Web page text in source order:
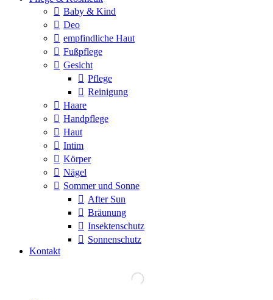
Baby & Kind
Deo
empfindliche Haut
Fußpflege
Gesicht
Pflege
Reinigung
Haare
Handpflege
Haut
Intim
Körper
Nägel
Sommer und Sonne
After Sun
Bräunung
Insektenschutz
Sonnenschutz
Kontakt